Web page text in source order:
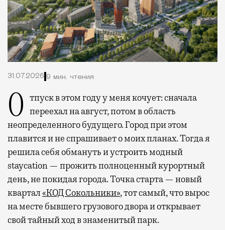
31.07.2026 9 мин. чтения
Отпуск в этом году у меня кочует: сначала переехал на август, потом в область
неопределенного будущего. Город при этом
плавится и не спрашивает о моих планах. Тогда я
решила себя обмануть и устроить модный
staycation — прожить полноценный курортный
день, не покидая города. Точка старта — новый
квартал«КОД Сокольники», тот самый, что вырос
на месте бывшего грузового двора и открывает
свой тайный ход в знаменитый парк.